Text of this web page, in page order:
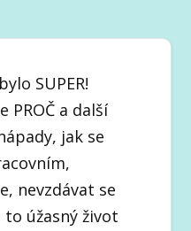
SUPER!
PROČ a další
jak se
nevzdávat se
to úžasný život